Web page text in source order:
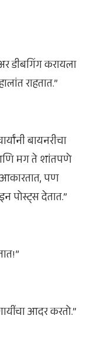
डीबगिंग करायला
राहतात.”
बायनरीचा
मग ते शांतपणे
आकारतात, पण
पोस्ट्स देतात.”
आदर करतो.”